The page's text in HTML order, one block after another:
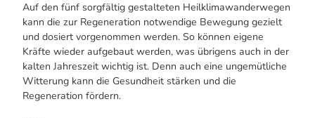
Auf den fünf sorgfältig gestalteten Heilklimawanderwegen
kann die zur Regeneration notwendige Bewegung gezielt
und dosiert vorgenommen werden. So können eigene
Kräfte wieder aufgebaut werden, was übrigens auch in der
kalten Jahreszeit wichtig ist. Denn auch eine ungemütliche
Witterung kann die Gesundheit stärken und die
Regeneration fördern.